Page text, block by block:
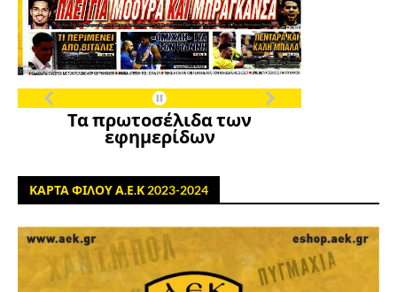
Τα πρωτοσέλιδα των
εφημερίδων
ΚΑΡΤΑ ΦΙΛΟΥ Α.Ε.Κ 2023-2024